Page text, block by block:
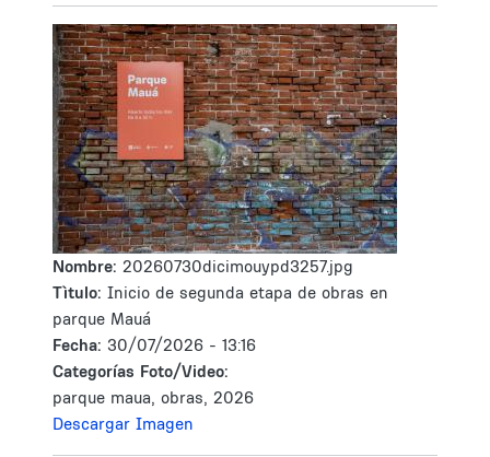
Nombre: 20260730dicimouypd3257.jpg
Tìtulo: Inicio de segunda etapa de obras en
parque Mauá
Fecha: 30/07/2026 - 13:16
Categorías Foto/Video:
parque maua, obras, 2026
Descargar Imagen